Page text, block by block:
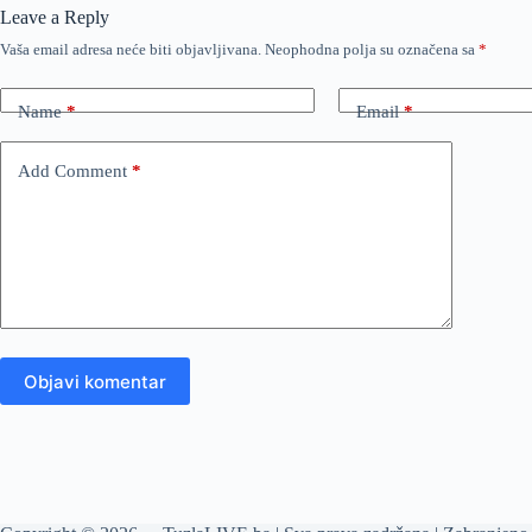
Leave a Reply
Vaša email adresa neće biti objavljivana. Neophodna polja su označena sa *
Name* Email*
Add Comment *
Objavi komentar